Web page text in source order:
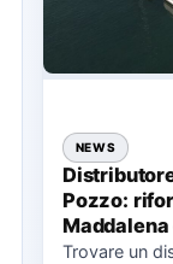
NEWS
Pozzo:
Maddalena
Trovare un